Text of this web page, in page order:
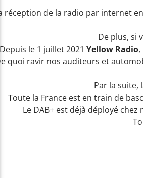
réception de la radio par internet
De plus, si
Depuis le 1 juillet 2021 Yellow Radio
quoi ravir nos auditeurs et
Par la suite,
Toute la France est en train de
Le DAB+ est déjà déployé